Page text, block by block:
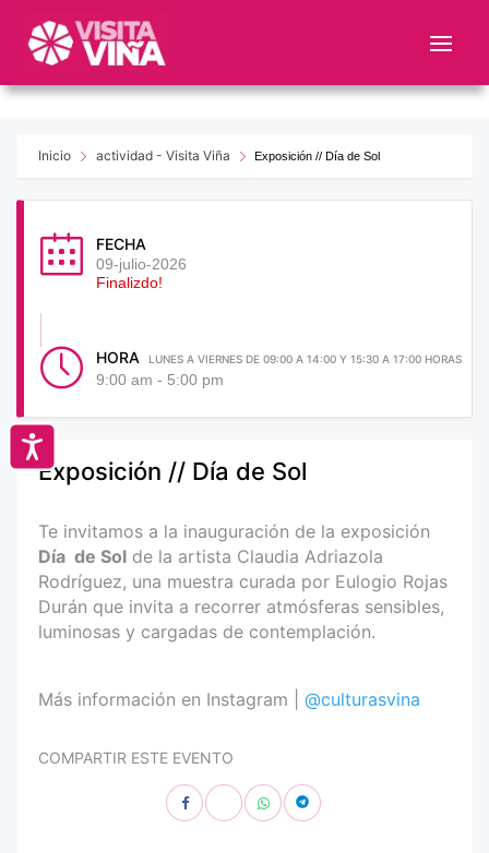
este
web
sistemaInicio actividad - Visita Viña Exposición // Día de Sol
FECHA
09-julio-2026
Finalizdo!
HORA LUNES A VIERNES DE 09:00 A 14:00 Y 15:30 A 17:00 HORAS
9:00 am - 5:00 pm
Exposición // Día de Sol
Te invitamos a la inauguración de la exposición
Día de Sol de la artista Claudia Adriazola
Rodríguez, una muestra curada por Eulogio Rojas
Durán que invita a recorrer atmósferas sensibles,
luminosas y cargadas de contemplación.
Más información en Instagram | @culturasvina
COMPARTIR ESTE EVENTO